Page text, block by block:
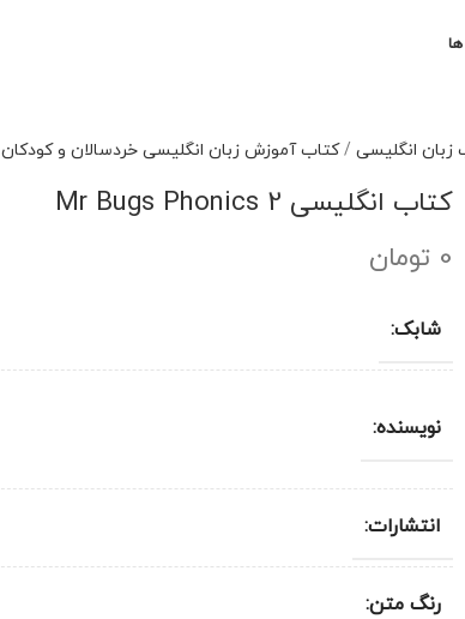
زبان انگلیسی /کتاب آموزش زبان انگلیسی خردسالان و کودکان
کتاب انگلیسی Mr Bugs Phonics 2
0 تومان
شابک:
نویسنده:
انتشارات:
رنگ متن: